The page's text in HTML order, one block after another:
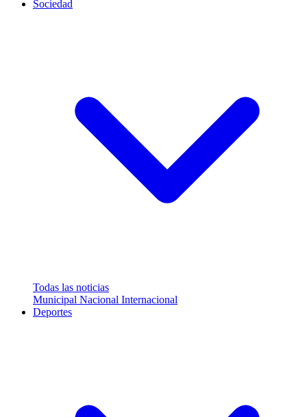
Sociedad
Todas las noticias
Municipal Nacional Internacional
Deportes